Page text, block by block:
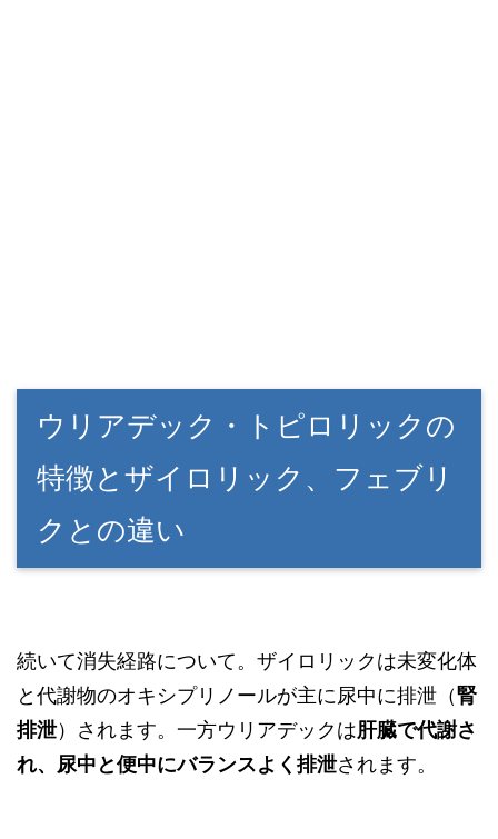
ウリアデック・トピロリックの
特徴とザイロリック、フェブリ
クとの違い
続いて消失経路について。ザイロリックは未変化体
と代謝物のオキシプリノールが主に尿中に排泄（腎
排泄）されます。一方ウリアデックは肝臓で代謝さ
れ、尿中と便中にバランスよく排泄されます。